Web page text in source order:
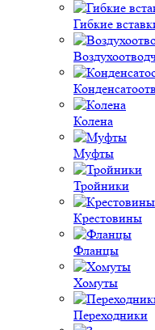
Гибкие
Колена
Муфты
Тройники
Крестовины
Фланцы
Хомуты
Переходники